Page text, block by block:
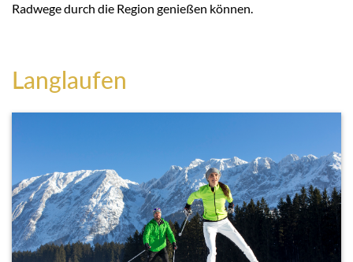
Radwege durch die Region genießen können.
Langlaufen